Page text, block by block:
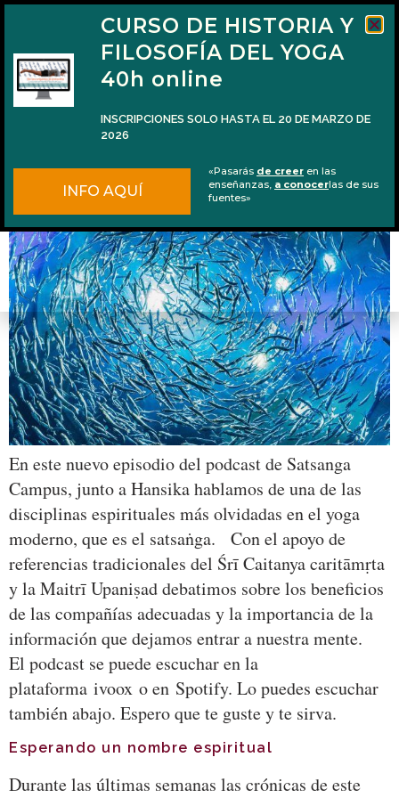
Podcast #09: La práctica del satsaṅga
En este nuevo episodio del podcast de Satsanga
Campus, junto a Hansika hablamos de una de las
disciplinas espirituales más olvidadas en el yoga
moderno, que es el satsaṅga. Con el apoyo de
referencias tradicionales del Śrī Caitanya caritāmṛta
y la Maitrī Upaniṣad debatimos sobre los beneficios
de las compañías adecuadas y la importancia de la
información que dejamos entrar a nuestra mente.
El podcast se puede escuchar en la
plataforma ivoox o en Spotify. Lo puedes escuchar
también abajo. Espero que te guste y te sirva.
Esperando un nombre espiritual
Durante las últimas semanas las crónicas de este
CURSO DE HISTORIA Y
FILOSOFÍA DEL YOGA
40h online
INSCRIPCIONES SOLO HASTA EL 20 DE MARZO DE
2026
INFO AQUÍ
«Pasarás de creer en las
enseñanzas, a conocerlas de sus
fuentes»